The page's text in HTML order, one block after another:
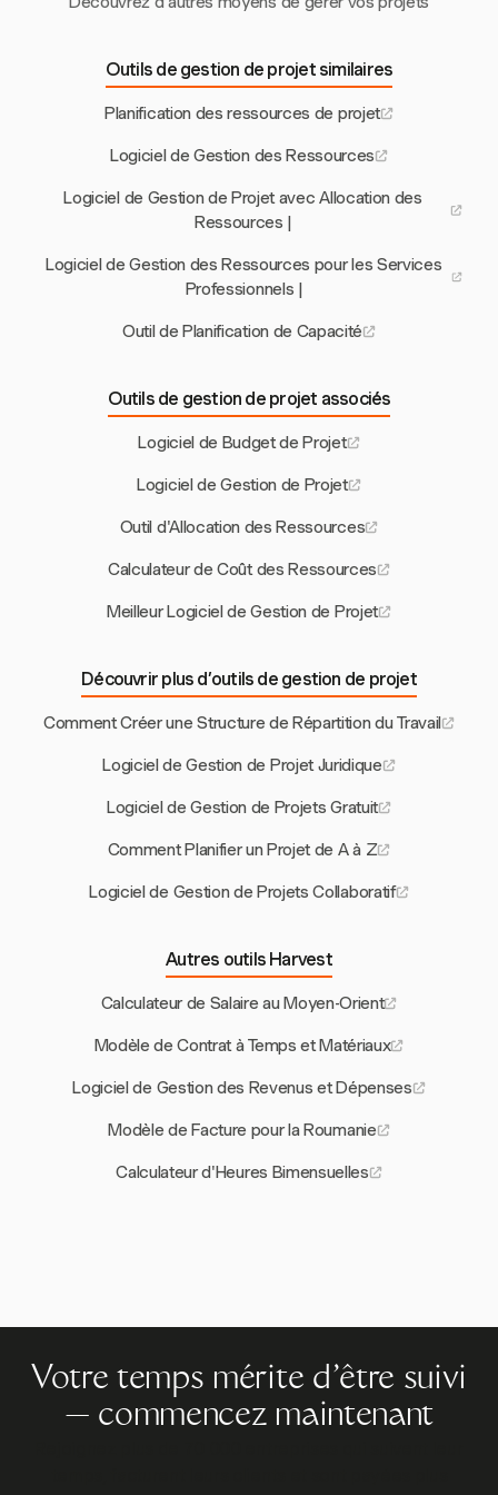
Outils de gestion de projet similaires
Planification des ressources de projet
Logiciel de Gestion des Ressources
Logiciel de Gestion de Projet avec Allocation des
Ressources |
Logiciel de Gestion des Ressources pour les Services
Professionnels |
Outil de Planification de Capacité
Outils de gestion de projet associés
Logiciel de Budget de Projet
Logiciel de Gestion de Projet
Outil d'Allocation des Ressources
Calculateur de Coût des Ressources
Meilleur Logiciel de Gestion de Projet
Découvrir plus d’outils de gestion de projet
Comment Créer une Structure de Répartition du Travail
Logiciel de Gestion de Projet Juridique
Logiciel de Gestion de Projets Gratuit
Comment Planifier un Projet de A à Z
Logiciel de Gestion de Projets Collaboratif
Autres outils Harvest
Calculateur de Salaire au Moyen-Orient
Modèle de Contrat à Temps et Matériaux
Logiciel de Gestion des Revenus et Dépenses
Modèle de Facture pour la Roumanie
Calculateur d'Heures Bimensuelles
Votre temps mérite d'être suivi
— commencez maintenant